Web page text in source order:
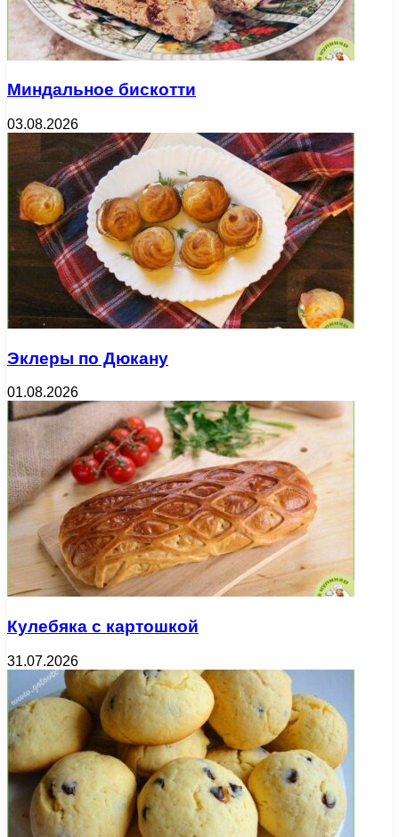
Миндальное бискотти
03.08.2026
Эклеры по Дюкану
01.08.2026
Кулебяка с картошкой
31.07.2026